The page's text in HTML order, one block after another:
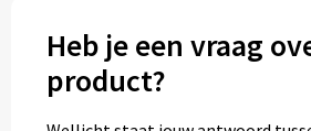
Heb je een vraag
product?